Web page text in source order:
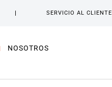
SERVICIO AL CLIENTE
NOSOTROS